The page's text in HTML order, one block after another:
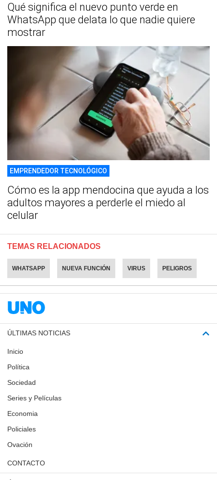
Qué significa el nuevo punto verde en
WhatsApp que delata lo que nadie quiere
mostrar
EMPRENDEDOR TECNOLÓGICO
Cómo es la app mendocina que ayuda a los
adultos mayores a perderle el miedo al
celular
TEMAS RELACIONADOS
WHATSAPP NUEVA FUNCIÓN VIRUS PELIGROS
ÚLTIMAS NOTICIAS
Inicio
Política
Sociedad
Series y Películas
Economia
Policiales
Ovación
CONTACTO